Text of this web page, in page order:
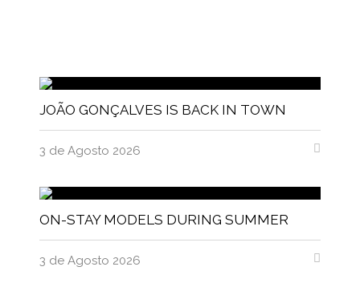
JOÃO GONÇALVES IS BACK IN TOWN
3 de Agosto 2026
ON-STAY MODELS DURING SUMMER
3 de Agosto 2026